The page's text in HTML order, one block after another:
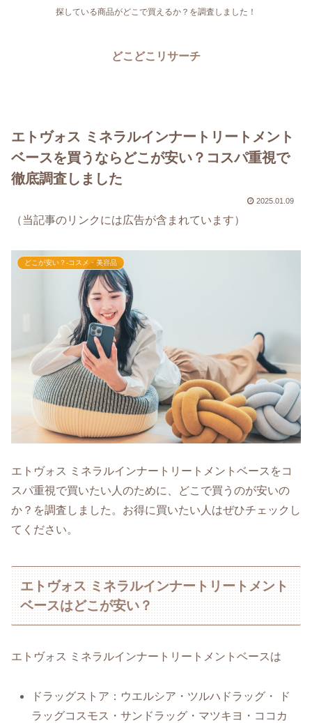
探している商品がどこで買えるか？を調査しました！
どこどこリサーチ
エトヴォス ミネラルインナートリートメント
ベースを買うならどこが安い？コスパ重視で
徹底調査しました
2025.01.09
（当記事のリンクには広告が含まれています）
どこが安い？-コスメ・美容品
エトヴォス ミネラルインナートリートメントベースをコ
スパ重視で買いたい人のために、どこで買うのが安いの
か？を調査しました。お得に買いたい人はぜひチェックし
てください。
エトヴォス ミネラルインナートリートメント
ベースはどこが安い？
エトヴォス ミネラルインナートリートメントベースは
ドラッグストア：ウエルシア・ツルハドラッグ・ ド
ラッグコスモス・サンドラッグ・マツキヨ・ココカ